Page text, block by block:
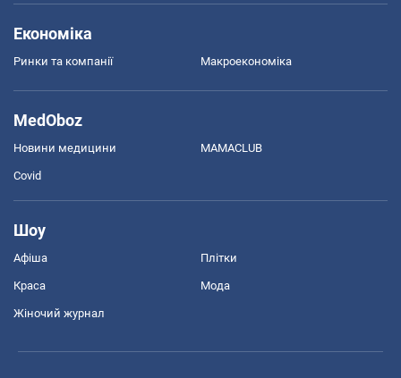
Економіка
Ринки та компанії Макроекономіка
MedOboz
Новини медицини MAMACLUB
Covid
Шоу
Афіша Плітки
Краса Мода
Жіночий журнал